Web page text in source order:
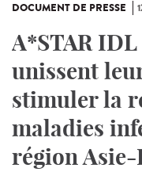
DOCUMENT DE PRESSE
A*STAR
unissent
stimuler la
maladies
région